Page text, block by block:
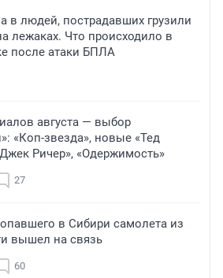
в людей, пострадавших грузили
лежаках. Что происходило в
после атаки БПЛА
августа — выбор
«Коп-звезда», новые «Тед
Ричер», «Одержимость»
27
в Сибири самолета из
вышел на связь
60